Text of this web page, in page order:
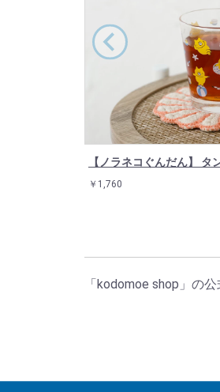
【ノラネコぐんだん】 タ
￥1,760
「kodomoe shop」の